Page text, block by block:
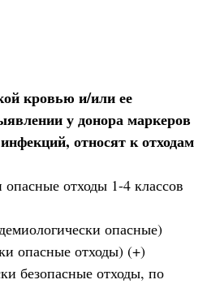
кровью и/или ее
у донора маркеров
относят к отходам
опасные отходы 1-4 классов
опасные)
опасные отходы) (+)
безопасные отходы, по